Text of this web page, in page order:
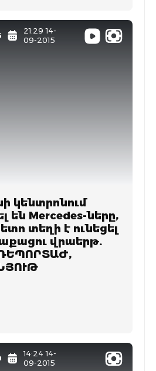
21:29 14-
09-2015
կենտրոնում
են Mercedes-ները,
տեղի է ունեցել
վրաերթ.
14:24 14-
09-2015